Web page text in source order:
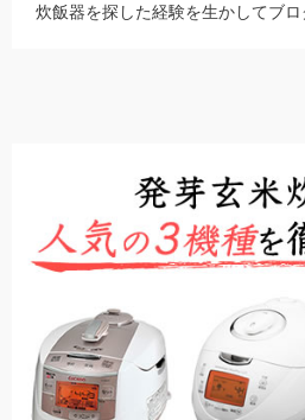
炊飯器を探した経験を生かしてブロ